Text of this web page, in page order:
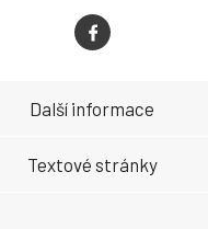
Další informace
Textové stránky